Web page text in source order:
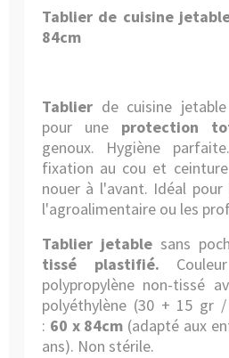
Tablier de cuisine
84cm
Tablier de cuisine jetable
pour une protection
genoux. Hygiène
fixation au cou et c
nouer à l'avant. Idéal pour
l'agroalimentaire ou les
Tablier jetable sans
tissé plastifié.
polypropylène non-tissé
polyéthylène (30 + 15 gr
: 60 x 84cm (adapté aux
ans). Non stérile.